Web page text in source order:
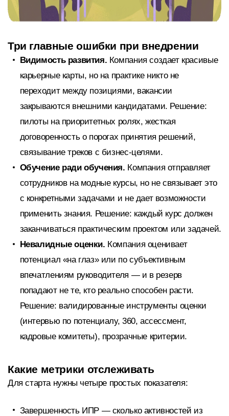
Три главные ошибки при внедрении
Видимость развития. Компания создает красивые
карьерные карты, но на практике никто не
переходит между позициями, вакансии
закрываются внешними кандидатами. Решение:
пилоты на приоритетных ролях, жесткая
договоренность о порогах принятия решений,
связывание треков с бизнес-целями.
Обучение ради обучения. Компания отправляет
сотрудников на модные курсы, но не связывает это
с конкретными задачами и не дает возможности
применить знания. Решение: каждый курс должен
заканчиваться практическим проектом или задачей.
Невалидные оценки. Компания оценивает
потенциал «на глаз» или по субъективным
впечатлениям руководителя — и в резерв
попадают не те, кто реально способен расти.
Решение: валидированные инструменты оценки
(интервью по потенциалу, 360, ассессмент,
кадровые комитеты), прозрачные критерии.
Какие метрики отслеживать
Для старта нужны четыре простых показателя:
Завершенность ИПР — сколько активностей из